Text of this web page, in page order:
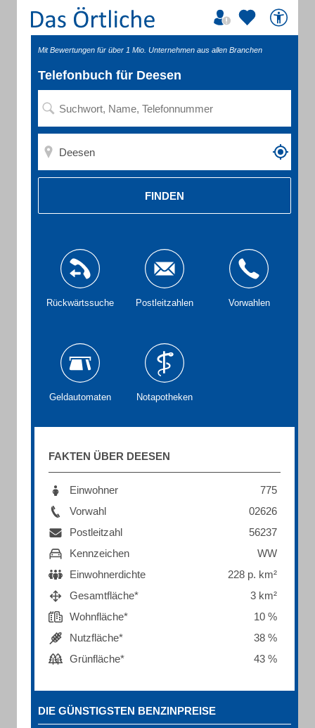
Mit Bewertungen für über 1 Mio. Unternehmen aus allen Branchen
Telefonbuch für Deesen
FINDEN
Rückwärtssuche Postleitzahlen Vorwahlen
Geldautomaten Notapotheken
FAKTEN ÜBER DEESEN
Einwohner
775
Vorwahl
02626
Postleitzahl
56237
Kennzeichen
WW
Einwohnerdichte
228 p. km²
Gesamtfläche*
3 km²
Wohnfläche*
10 %
Nutzfläche*
38 %
Grünfläche*
43 %
DIE GÜNSTIGSTEN BENZINPREISE